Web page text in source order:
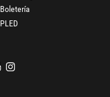
Boletería
PLED